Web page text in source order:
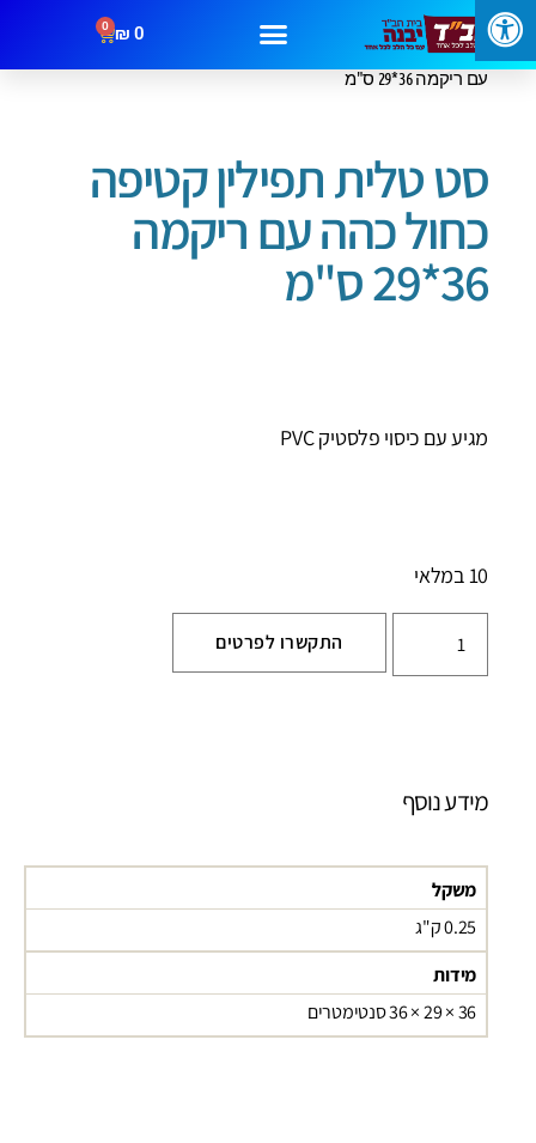
0
₪
0
עמוד הבית/תיקים לטלית ותפילין/ סט טלית תפילין קטיפה כחול כהה
עם ריקמה 36*29 ס"מ
סט טלית תפילין קטיפה
כחול כהה עם ריקמה
36*29 ס"מ
מגיע עם כיסוי פלסטיק PVC
10 במלאי
התקשרו לפרטים
מידע נוסף
משקל
0.25 ק"ג
מידות
36 × 29 × 36 סנטימטרים